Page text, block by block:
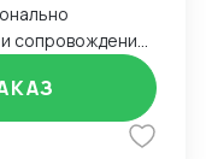
сопровождении
и экспертиза
рисков и
Мои ключевые